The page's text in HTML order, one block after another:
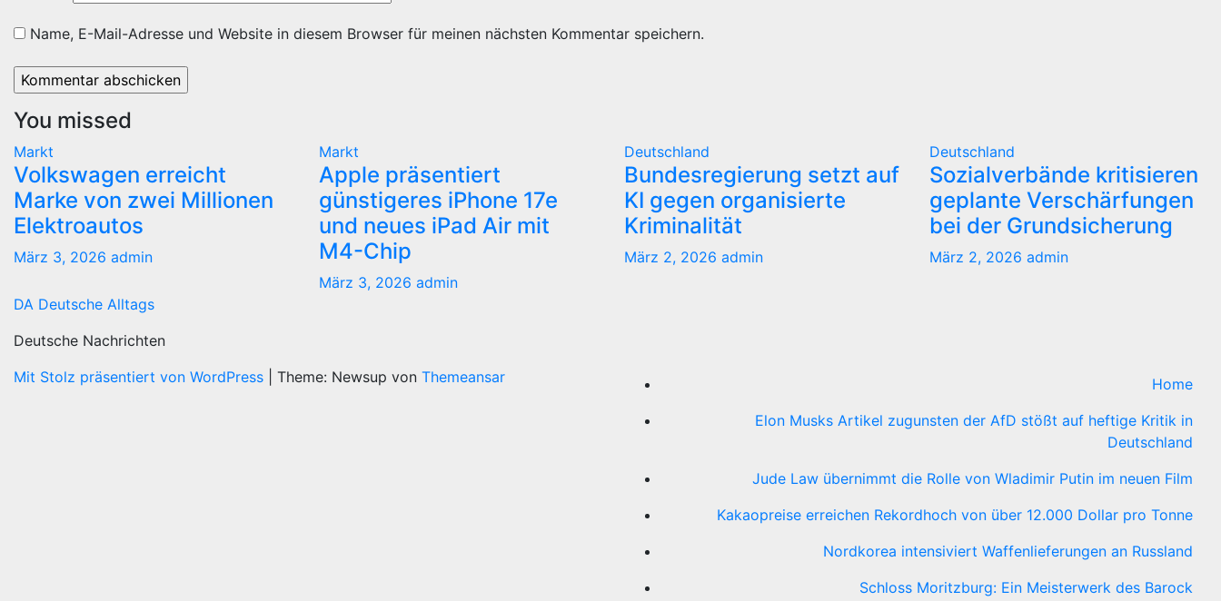
Name, E-Mail-Adresse und Website in diesem Browser für meinen nächsten Kommentar speichern.
You missed
Markt
Volkswagen erreicht
Marke von zwei Millionen
Elektroautos
März 3, 2026 admin
Markt
Apple präsentiert
günstigeres iPhone 17e
und neues iPad Air mit
M4-Chip
März 3, 2026 admin
Deutschland
Bundesregierung setzt auf
KI gegen organisierte
Kriminalität
März 2, 2026 admin
Deutschland
Sozialverbände kritisieren
geplante Verschärfungen
bei der Grundsicherung
März 2, 2026 admin
DA Deutsche Alltags
Deutsche Nachrichten
Mit Stolz präsentiert von WordPress
Theme: Newsup von Themeansar
Home
Elon Musks Artikel zugunsten der AfD stößt auf heftige Kritik in
Deutschland
Jude Law übernimmt die Rolle von Wladimir Putin im neuen Film
Kakaopreise erreichen Rekordhoch von über 12.000 Dollar pro Tonne
Nordkorea intensiviert Waffenlieferungen an Russland
Schloss Moritzburg: Ein Meisterwerk des Barock